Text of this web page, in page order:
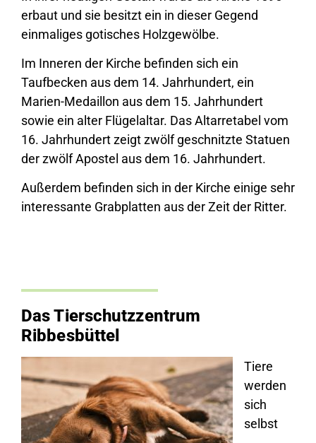
erbaut und sie besitzt ein in dieser Gegend
einmaliges gotisches Holzgewölbe.
Im Inneren der Kirche befinden sich ein
Taufbecken aus dem 14. Jahrhundert, ein
Marien-Medaillon aus dem 15. Jahrhundert
sowie ein alter Flügelaltar. Das Altarretabel vom
16. Jahrhundert zeigt zwölf geschnitzte Statuen
der zwölf Apostel aus dem 16. Jahrhundert.
Außerdem befinden sich in der Kirche einige sehr
interessante Grabplatten aus der Zeit der Ritter.
Das Tierschutzzentrum
Ribbesbüttel
Tiere
werden
sich
selbst